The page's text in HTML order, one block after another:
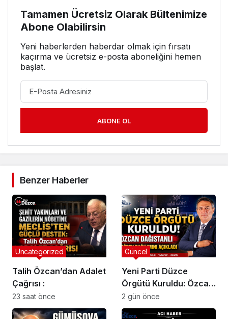
Tamamen Ücretsiz Olarak Bültenimize
Abone Olabilirsin
Yeni haberlerden haberdar olmak için fırsatı
kaçırma ve ücretsiz e-posta aboneliğini hemen
başlat.
ABONE OL
Benzer Haberler
Talih Özcan’dan Adalet
Çağrısı :
Uncategorized
23 saat önce
Yeni Parti Düzce
Örgütü Kuruldu: Özcan
Dağıstanlı Görev
Dağılımını Açıkladı !
Güncel
2 gün önce